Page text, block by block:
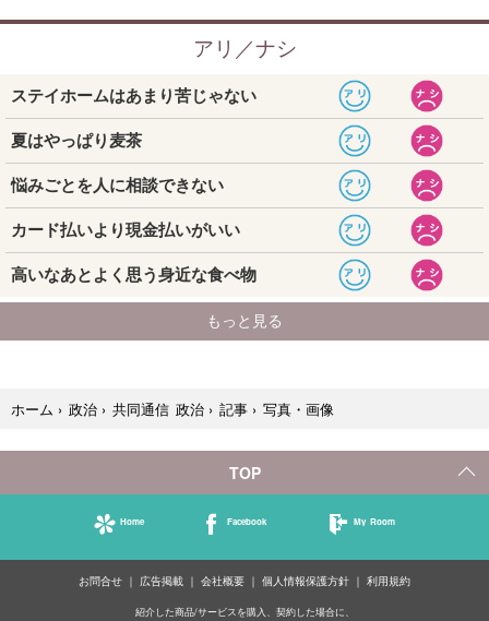
ホーム › 政治 › 共同通信 政治 › 記事 › 写真・画像
TOP
Home Facebook My Room
お問合せ 広告掲載 会社概要 個人情報保護方針 利用規約
紹介した商品/サービスを購入、契約した場合に、